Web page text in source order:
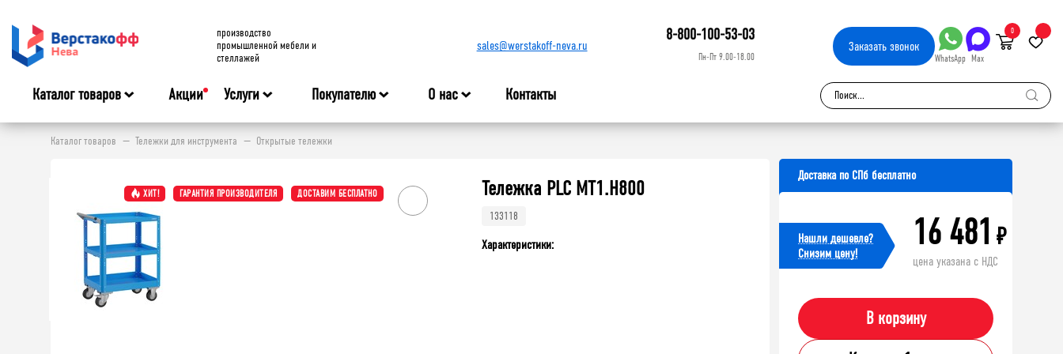
производство
промышленной мебели и
стеллажей
sales@werstakoff-neva.ru
8-800-100-53-03
Пн-Пт 9.00-18.00
Заказатьзвонок
WhatsApp Max
0
Каталог товаров Акции Услуги Покупателю О нас Контакты
Каталог товаров Тележки для инструмента Открытые тележки
ХИТ! ГАРАНТИЯ ПРОИЗВОДИТЕЛЯ ДОСТАВИМ БЕСПЛАТНО Тележка PLC МT1.H800
133118
Характеристики:
Доставка по СПб бесплатно
Нашли дешевле?
Cнизим цену!
16 481 ₽
цена указана с НДС
В корзину